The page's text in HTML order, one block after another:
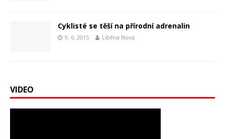
Cyklisté se těší na přírodní adrenalin
9. 6. 2015 Liběna Nová
VIDEO